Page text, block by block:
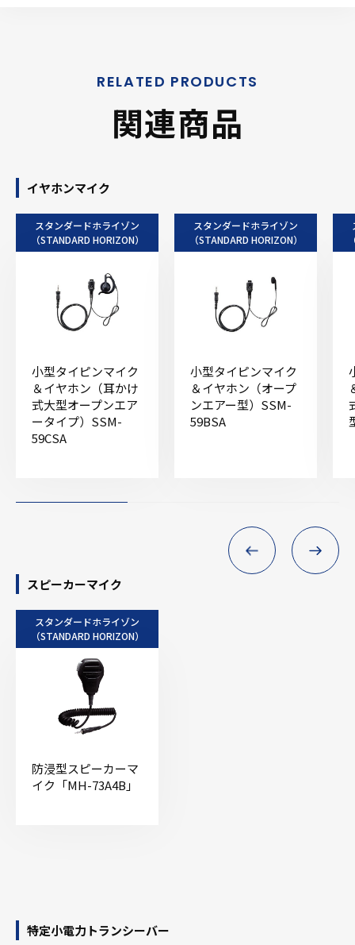
関連商品
イヤホンマイク
スタンダードホライゾン
（STANDARD HORIZON）
小型タイピンマイク
＆イヤホン（耳かけ
式大型オープンエア
ータイプ）SSM-
59CSA
スタンダードホライゾン
（STANDARD HORIZON）
小型タイピンマイク
＆イヤホン（オープ
ンエアー型）SSM-
59BSA
スピーカーマイク
スタンダードホライゾン
（STANDARD HORIZON）
防浸型スピーカーマ
イク「MH-73A4B」
特定小電力トランシーバー